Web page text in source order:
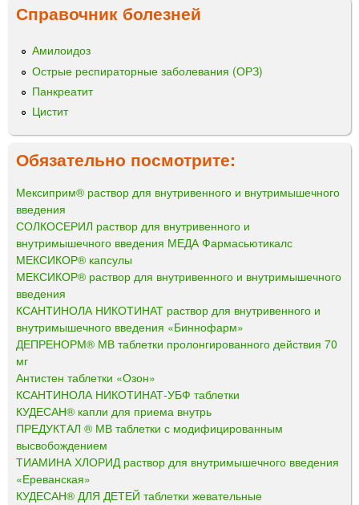
Справочник болезней
Амилоидоз
Острые респираторные заболевания (ОРЗ)
Панкреатит
Цистит
Обязательно посмотрите:
Мексиприм® раствор для внутривенного и внутримышечного
введения
СОЛКОСЕРИЛ раствор для внутривенного и
внутримышечного введения МЕДА Фармасьютикалс
МЕКСИКОР® капсулы
МЕКСИКОР® раствор для внутривенного и внутримышечного
введения
КСАНТИНОЛА НИКОТИНАТ раствор для внутривенного и
внутримышечного введения «Биннофарм»
ДЕПРЕНОРМ® МВ таблетки пролонгированного действия 70
мг
Антистен таблетки «Озон»
КСАНТИНОЛА НИКОТИНАТ-УБФ таблетки
КУДЕСАН® капли для приема внутрь
ПРЕДУКТАЛ ® МВ таблетки с модифицированным
высвобождением
ТИАМИНА ХЛОРИД раствор для внутримышечного введения
«Ереванская»
КУДЕСАН® ДЛЯ ДЕТЕЙ таблетки жевательные